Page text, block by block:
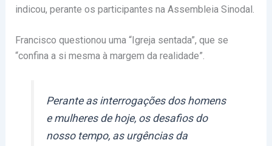
indicou, perante os participantes na Assembleia Sinodal.
Francisco questionou uma “Igreja sentada”, que se
“confina a si mesma à margem da realidade”.
Perante as interrogações dos homens
e mulheres de hoje, os desafios do
nosso tempo, as urgências da